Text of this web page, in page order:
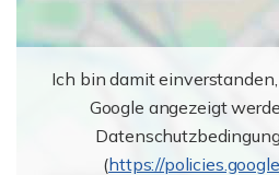
Ich bin damit
Google angezeigt
(https://